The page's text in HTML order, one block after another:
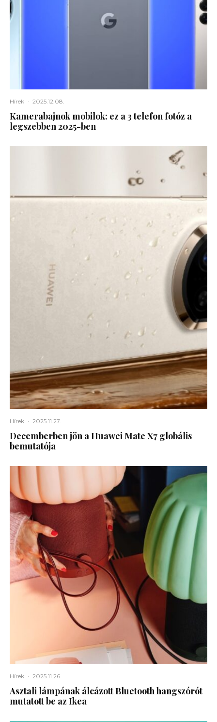
Hírek · 2025.12.08.
Kamerabajnok mobilok: ez a 3 telefon fotóz a
legszebben 2025-ben
Hírek · 2025.11.27.
Decemberben jön a Huawei Mate X7 globális
bemutatója
Hírek · 2025.11.26.
Asztali lámpának álcázott Bluetooth hangszórót
mutatott be az Ikea